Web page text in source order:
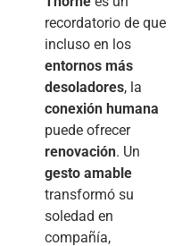
recordatorio de que
incluso en los
entornos más
desoladores, la
conexión humana
puede ofrecer
renovación. Un
gesto amable
transformó su
soledad en
compañía,